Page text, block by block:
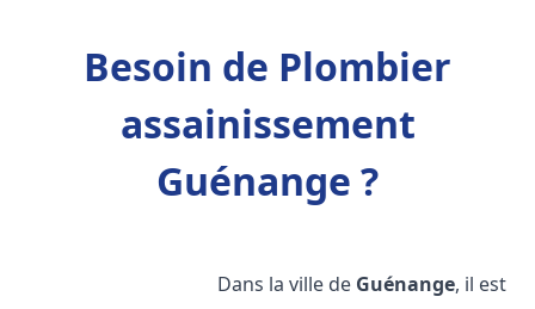
Besoin de Plombier
assainissement
Guénange ?
Dans la ville de Guénange, il est